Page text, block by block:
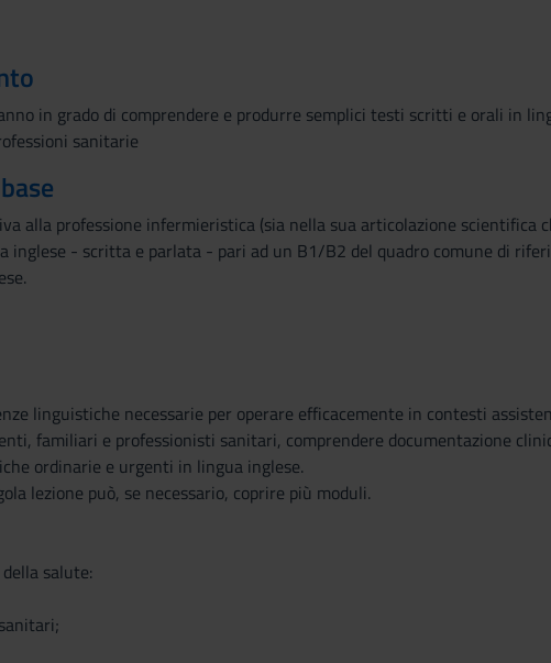
in grado di comprendere e produrre semplici testi scritti e orali in
sanitarie
alla professione infermieristica (sia nella sua articolazione scientifica
inglese - scritta e parlata - pari ad un B1/B2 del quadro comune di
linguistiche necessarie per operare efficacemente in contesti
familiari e professionisti sanitari, comprendere documentazione
ordinarie e urgenti in lingua inglese.
lezione può, se necessario, coprire più moduli.
salute: